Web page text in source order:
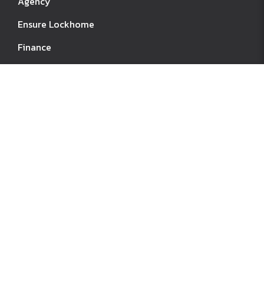
Ensure Lockhome
Finance